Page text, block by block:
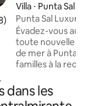
moyenne sur la
Villa ⋅ Punta Sal
Punta Sal Luxury
Palo Santo
Évadez-vous au
toute nouvelle
de mer à Punta
familles à la
dispose de
accueillir jusqu'à
dans les